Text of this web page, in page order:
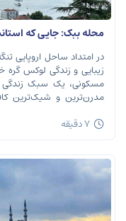
محله ببک: جایی که
در امتداد ساحل اروپایی
مسکونی، یک سبک زندگی
مدرن‌ترین و شیک‌ترین
تصویری بی‌نظیر از
7 دقیقه